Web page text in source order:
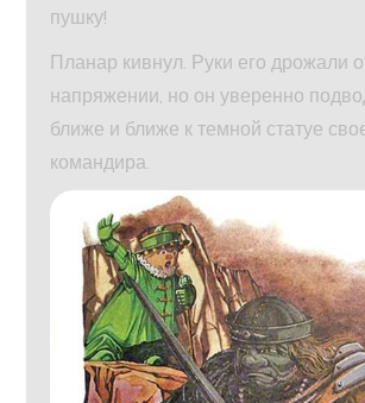
пушку!
Планар кивнул. Руки его дрожали
напряжении, но он уверенно
ближе и ближе к темной статуе
командира.